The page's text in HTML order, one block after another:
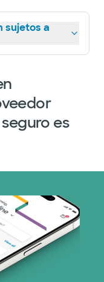
sujetos a
es